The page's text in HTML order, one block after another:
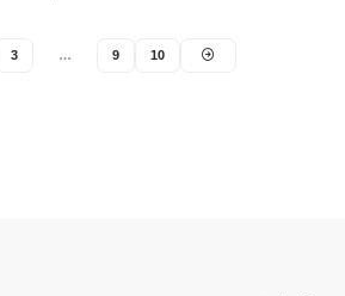
3 … 9 10